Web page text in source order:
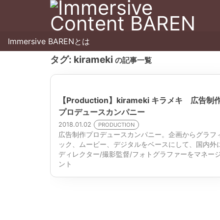
Immersive BARENとは
タグ: kirameki の記事一覧
【Production】kirameki キラメキ 広告制
プロデュースカンパニー
2018.01.02 PRODUCTION
広告制作プロデュースカンパニー。企画からグラフ
ック、ムービー、デジタルをベースにして、国内外
ディレクター/撮影監督/フォトグラファーをマネー
ント